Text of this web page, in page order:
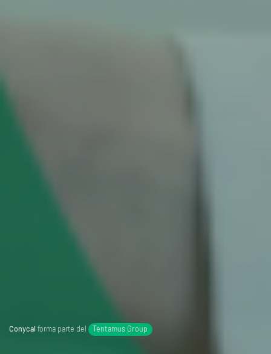
Conycal forma parte del Tentamus Group